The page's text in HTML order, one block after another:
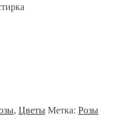
, Цветы Метка: Розы